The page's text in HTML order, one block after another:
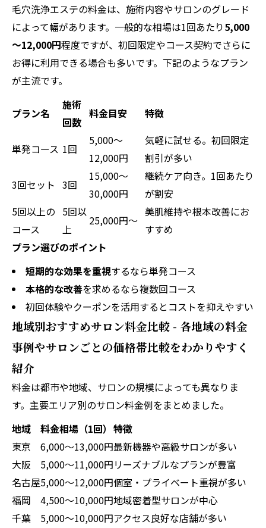
毛穴洗浄エステの料金は、施術内容やサロンのグレード
によって幅があります。一般的な相場は1回あたり5,000
～12,000円程度ですが、初回限定やコース契約でさらに
お得に利用できる場合も多いです。下記のようなプラン
が主流です。
プラン名
施術
回数
料金目安 特徴
単発コース 1回
5,000～
12,000円
気軽に試せる。初回限定
割引が多い
3回セット 3回
15,000～
30,000円
継続ケア向き。1回あたり
が割安
5回以上の
コース
5回以
上
25,000円～
美肌維持や根本改善にお
すすめ
プラン選びのポイント
短期的な効果を重視するなら単発コース
本格的な改善を求めるなら複数回コース
初回体験やクーポンを活用するとコストを抑えやすい
地域別おすすめサロン料金比較 - 各地域の料金
事例やサロンごとの価格帯比較をわかりやすく
紹介
料金は都市や地域、サロンの規模によっても異なりま
す。主要エリア別のサロン料金例をまとめました。
地域
料金相場（1回） 特徴
東京
6,000～13,000円最新機器や高級サロンが多い
大阪
5,000～11,000円リーズナブルなプランが豊富
名古屋5,000～12,000円個室・プライベート重視が多い
福岡
4,500～10,000円地域密着型サロンが中心
千葉
5,000～10,000円アクセス良好な店舗が多い